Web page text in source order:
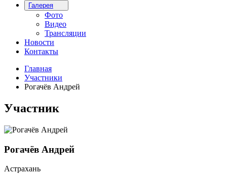
Галерея
Фото
Видео
Трансляции
Новости
Контакты
Главная
Участники
Рогачёв Андрей
Участник
Рогачёв Андрей
Астрахань